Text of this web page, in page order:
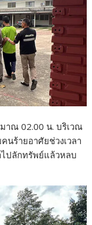
าณ 02.00 น. บริเวณ
นร้ายอาศัยช่วงเวลา
ไปลักทรัพย์แล้วหลบ